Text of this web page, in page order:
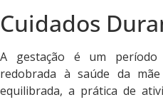
Cuidados
A gestação é um período
redobrada à saúde da
equilibrada, a prática de